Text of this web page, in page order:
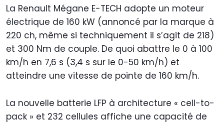
La Renault Mégane E-TECH adopte un moteur
électrique de 160 kW (annoncé par la marque à
220 ch, même si techniquement il s’agit de 218)
et 300 Nm de couple. De quoi abattre le 0 à 100
km/h en 7,6 s (3,4 s sur le 0-50 km/h) et
atteindre une vitesse de pointe de 160 km/h.
La nouvelle batterie LFP à architecture « cell-to-
pack » et 232 cellules affiche une capacité de